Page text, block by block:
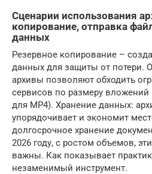
Сценарии использования
копирование, отправка
данных
Резервное копирование –
данных для защиты от потери.
архивы позволяют обходить
сервисов по размеру вложений
для MP4). Хранение данных:
упорядочивает и экономит
долгосрочное хранение
2026 году, с ростом объемов,
важны. Как показывает
незаменимый инструмент.